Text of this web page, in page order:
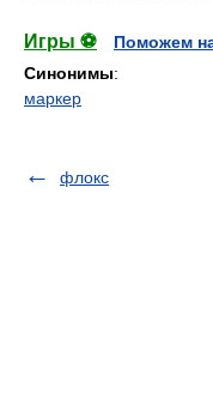
Игры ⚽
Поможем
Синонимы:
маркер
флокс